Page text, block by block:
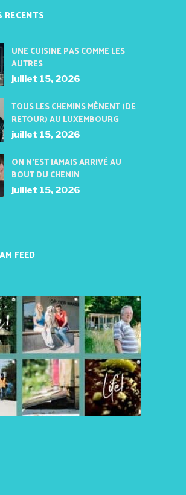
RECENTS
UNE CUISINE PAS COMME LES
AUTRES
juillet 15, 2026
TOUS LES CHEMINS MÈNENT (DE
RETOUR) AU LUXEMBOURG
juillet 15, 2026
ON N’EST JAMAIS ARRIVÉ AU
BOUT DU CHEMIN
juillet 15, 2026
FEED